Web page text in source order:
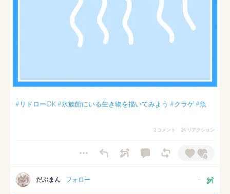
#リドローOK#水族館にいる生き物を描いてみよう #クラゲ#魚
2 コメント 24 リアクション
だぶまん フォロー --